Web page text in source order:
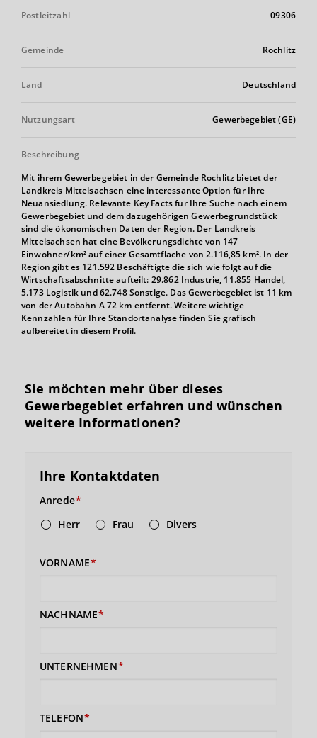
Postleitzahl 09306
Gemeinde Rochlitz
Land Deutschland
Nutzungsart Gewerbegebiet (GE)
Beschreibung
Mit ihrem Gewerbegebiet in der Gemeinde Rochlitz bietet der
Landkreis Mittelsachsen eine interessante Option für Ihre
Neuansiedlung. Relevante Key Facts für Ihre Suche nach einem
Gewerbegebiet und dem dazugehörigen Gewerbegrundstück
sind die ökonomischen Daten der Region. Der Landkreis
Mittelsachsen hat eine Bevölkerungsdichte von 147
Einwohner/km² auf einer Gesamtfläche von 2.116,85 km². In der
Region gibt es 121.592 Beschäftigte die sich wie folgt auf die
Wirtschaftsabschnitte aufteilt: 29.862 Industrie, 11.855 Handel,
5.173 Logistik und 62.748 Sonstige. Das Gewerbegebiet ist 11 km
von der Autobahn A 72 km entfernt. Weitere wichtige
Kennzahlen für Ihre Standortanalyse finden Sie grafisch
aufbereitet in diesem Profil.
Sie möchten mehr über dieses
Gewerbegebiet erfahren und wünschen
weitere Informationen?
Ihre Kontaktdaten
Anrede
Herr
Frau Divers
VORNAME
NACHNAME
UNTERNEHMEN
TELEFON